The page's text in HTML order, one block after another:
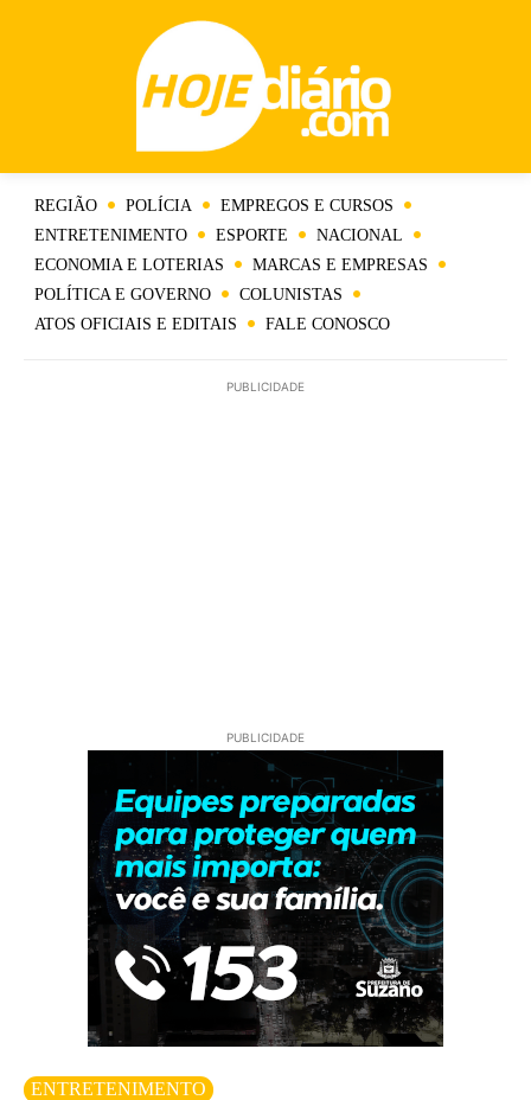
REGIÃO POLÍCIA
EMPREGOS E CURSOS
ENTRETENIMENTO
ESPORTE
NACIONAL
ECONOMIA E LOTERIAS
MARCAS E EMPRESAS
POLÍTICA E GOVERNO
COLUNISTAS
ATOS OFICIAIS E EDITAIS
FALE CONOSCO
PUBLICIDADE
PUBLICIDADE
ENTRETENIMENTO